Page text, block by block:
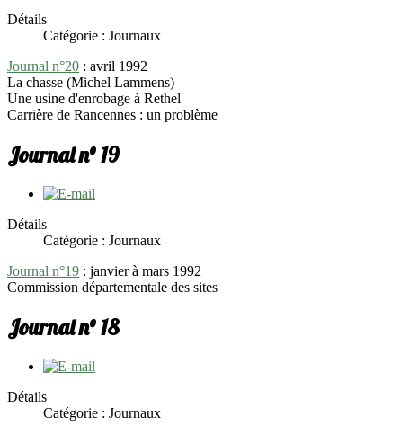
Détails
Catégorie : Journaux
Journal n°20 : avril 1992
La chasse (Michel Lammens)
Une usine d'enrobage à Rethel
Carrière de Rancennes : un problème
Journal n° 19
Détails
Catégorie : Journaux
Journal n°19 : janvier à mars 1992
Commission départementale des sites
Journal n° 18
Détails
Catégorie : Journaux